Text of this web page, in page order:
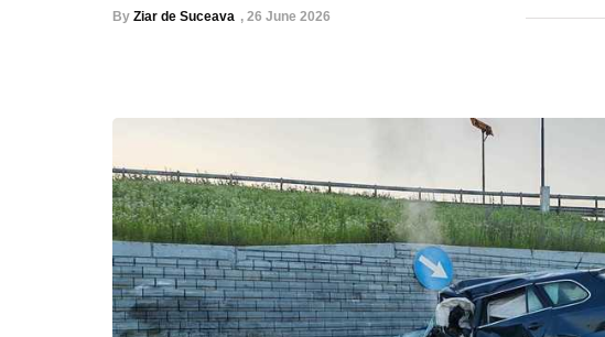
By Ziar de Suceava , 26 June 2026